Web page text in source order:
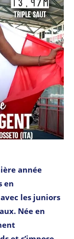
année
en
les juniors
Née en